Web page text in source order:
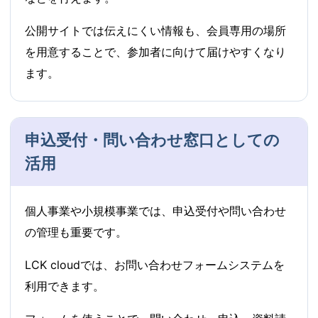
公開サイトでは伝えにくい情報も、会員専用の場所
を用意することで、参加者に向けて届けやすくなり
ます。
申込受付・問い合わせ窓口としての
活用
個人事業や小規模事業では、申込受付や問い合わせ
の管理も重要です。
LCK cloudでは、お問い合わせフォームシステムを
利用できます。